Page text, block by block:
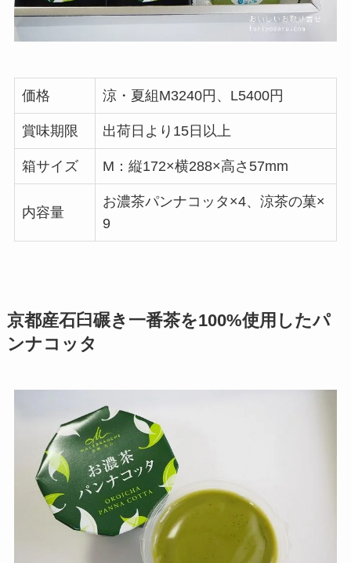
価格 涼・夏組M3240円、L5400円
賞味期限 出荷日より15日以上
箱サイズ M：縦172×横288×高さ57mm
内容量
お濃茶パンナコッタ×4、涼茶の菓×
9
京都産石臼碾き一番茶を100%使用したパ
ンナコッタ